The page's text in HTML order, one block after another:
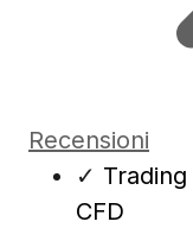
Recensioni
✓ Trading
CFD